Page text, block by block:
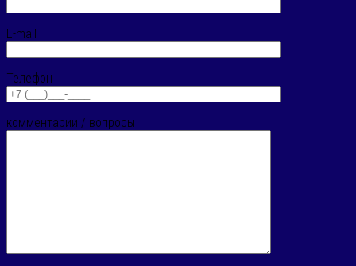
E-mail
Телефон
комментарии / вопросы